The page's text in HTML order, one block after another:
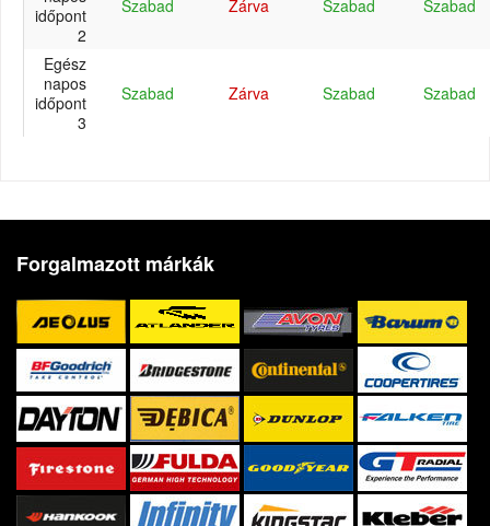
időpont
2
Szabad Zárva Szabad Szabad
Egész
napos
időpont
3
Szabad Zárva Szabad Szabad
Forgalmazott márkák